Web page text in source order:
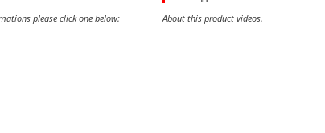
please click one below: About this product videos.